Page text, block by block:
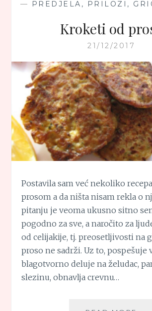
— PREDJELA, PRILOZI,
Kroketi od
21/12/2017
Postavila sam već nekoliko
prosom a da ništa nisam rekla o
pitanju je veoma ukusno sitno
pogodno za sve, a naročito za
od celijakije, tj. preosetljivosti na
proso ne sadrži. Uz to, pospešuje
blagotvorno deluje na želudac,
slezinu, obnavlja crevnu…